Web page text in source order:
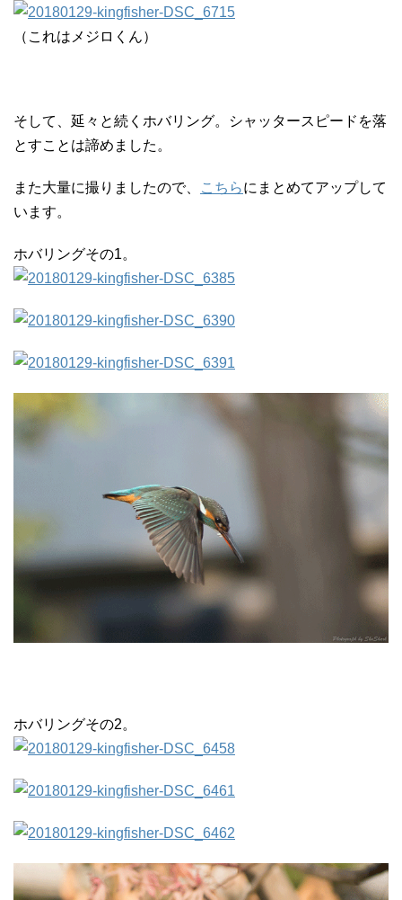
（これはメジロくん）
そして、延々と続くホバリング。シャッタースピードを落
とすことは諦めました。
また大量に撮りましたので、 こちらにまとめてアップして
います。
ホバリングその1。
ホバリングその2。